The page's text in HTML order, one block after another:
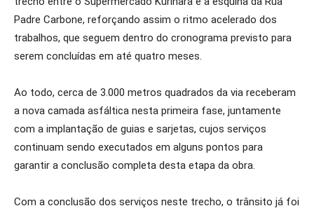
Padre Carbone, reforçando assim o ritmo acelerado dos
trabalhos, que seguem dentro do cronograma previsto para
serem concluídas em até quatro meses.
Ao todo, cerca de 3.000 metros quadrados da via receberam
a nova camada asfáltica nesta primeira fase, juntamente
com a implantação de guias e sarjetas, cujos serviços
continuam sendo executados em alguns pontos para
garantir a conclusão completa desta etapa da obra.
Com a conclusão dos serviços neste trecho, o trânsito já foi